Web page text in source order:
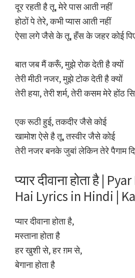
दूर रहती है तू, मेरे पास आती नहीं
होठों पे तेरे, कभी प्यास आती नहीं
ऐसा लगे जैसे के तू, हँस के जहर कोई
बात जब मैं करूँ, मुझे रोक देती है क्यों
तेरी मीठी नजर, मुझे टोक देती है क्यों
तेरी हया, तेरी शर्म, तेरी कसम मेरे होंठ
एक रूठी हुई, तकदीर जैसे कोई
खामोश ऐसे है तू, तस्वीर जैसे कोई
तेरी नजर बनके जुबां लेकिन तेरे पैगाम
प्यार दीवाना होता है |
Hai Lyrics in Hindi |
प्यार दीवाना होता है,
मस्ताना होता है
हर खुशी से, हर ग़म से,
बेगाना होता है